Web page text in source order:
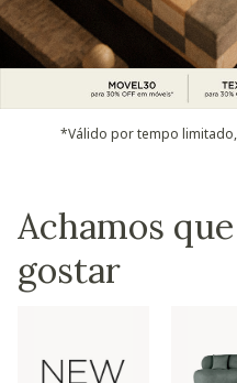
*Válido por tempo
Achamos
gostar